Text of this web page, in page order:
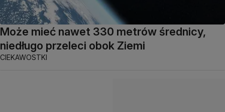
Może mieć nawet 330 metrów średnicy,
niedługo przeleci obok Ziemi
CIEKAWOSTKI